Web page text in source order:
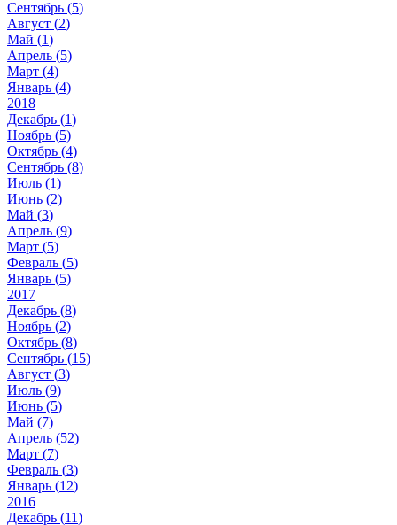
Сентябрь (5)
Август (2)
Май (1)
Апрель (5)
Март (4)
Январь (4)
2018
Декабрь (1)
Ноябрь (5)
Октябрь (4)
Сентябрь (8)
Июль (1)
Июнь (2)
Май (3)
Апрель (9)
Март (5)
Февраль (5)
Январь (5)
2017
Декабрь (8)
Ноябрь (2)
Октябрь (8)
Сентябрь (15)
Август (3)
Июль (9)
Июнь (5)
Май (7)
Апрель (52)
Март (7)
Февраль (3)
Январь (12)
2016
Декабрь (11)